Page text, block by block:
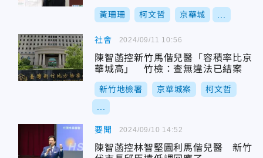
「細部計畫」
黃珊珊 柯文哲 京華城
社會
陳智菡控新竹馬偕兒醫「容積率比京
華城高」 竹檢：查無違法已結案
新竹地檢署 京華城案 柯文哲
2024/09/11 10:56
要聞
陳智菡控林智堅圖利馬偕兒醫 新竹
2024/09/10 14:52